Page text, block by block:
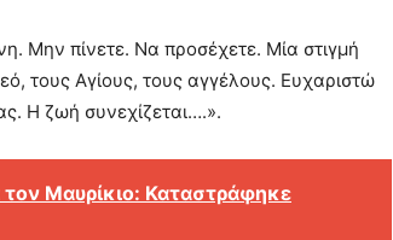
Μην πίνετε. Να προσέχετε. Μία στιγμή
τους Αγίους, τους αγγέλους. Ευχαριστώ
Η ζωή συνεχίζεται….».
τον Μαυρίκιο: Καταστράφηκε